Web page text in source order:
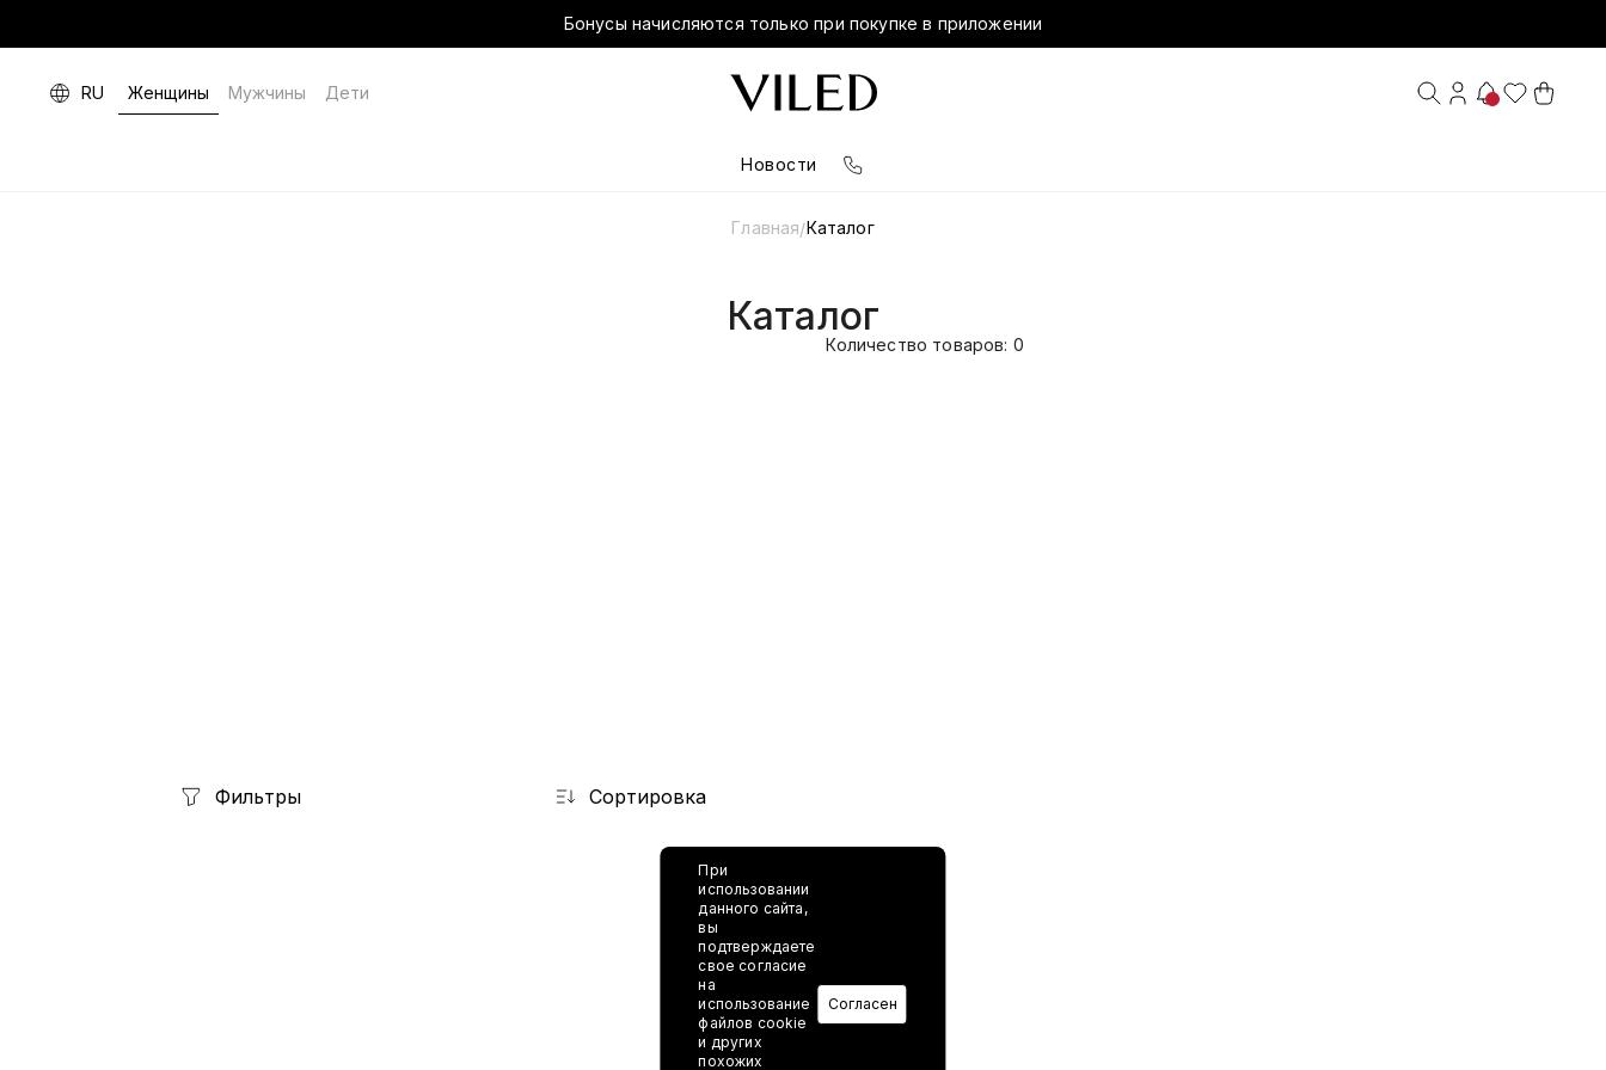
Бонусы начисляются только при покупке в приложении
RU Женщины Мужчины Дети
Новости
Главная/Каталог
Каталог
Фильтры Сортировка
Количество товаров: 0
При
использовании
данного сайта,
вы
подтверждаете
свое согласие
на
использование
файлов cookie
и других
похожих
Согласен